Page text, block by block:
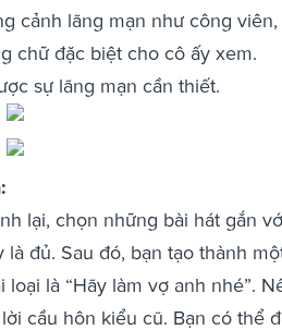
cảnh lãng mạn như công
chữ đặc biệt cho cô ấy xem.
sự lãng mạn cần thiết.
lại, chọn những bài hát gắn
đủ. Sau đó, bạn tạo thành
là “Hãy làm vợ anh nhé”.
cầu hôn kiểu cũ. Bạn có thể